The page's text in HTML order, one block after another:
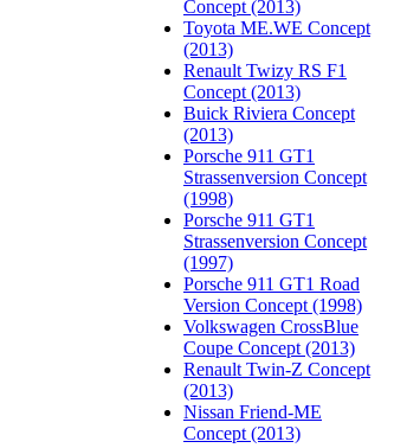
Concept (2013)
Toyota ME.WE Concept
(2013)
Renault Twizy RS F1
Concept (2013)
Buick Riviera Concept
(2013)
Porsche 911 GT1
Strassenversion Concept
(1998)
Porsche 911 GT1
Strassenversion Concept
(1997)
Porsche 911 GT1 Road
Version Concept (1998)
Volkswagen CrossBlue
Coupe Concept (2013)
Renault Twin-Z Concept
(2013)
Nissan Friend-ME
Concept (2013)